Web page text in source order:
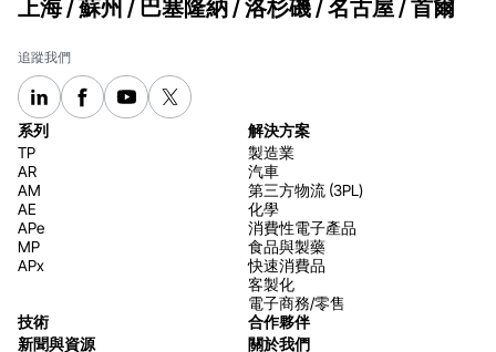
上海 / 蘇州 / 巴塞隆納 / 洛杉磯 / 名古屋 / 首爾
追蹤我們
系列
TP
AR
AM
AE
APe
MP
APx
解決方案
製造業
汽車
第三方物流 (3PL)
化學
消費性電子產品
食品與製藥
快速消費品
客製化
電子商務/零售
技術
合作夥伴
新聞與資源
關於我們